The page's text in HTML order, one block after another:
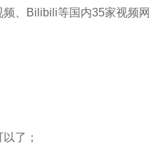
、Bilibili等国内35家视频网
了；